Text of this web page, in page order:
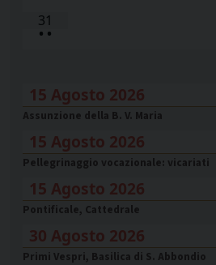
31
• •
15 Agosto 2026
Assunzione della B. V. Maria
15 Agosto 2026
Pellegrinaggio vocazionale: vicariati
15 Agosto 2026
Pontificale, Cattedrale
30 Agosto 2026
Primi Vespri, Basilica di S. Abbondio